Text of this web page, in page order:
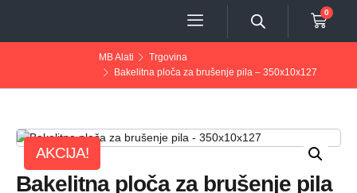
0
MB Alati
Trgovina
Bakelitna ploča za brušenje pila – 350x10x127
AKCIJA!
Bakelitna ploča za brušenje pila